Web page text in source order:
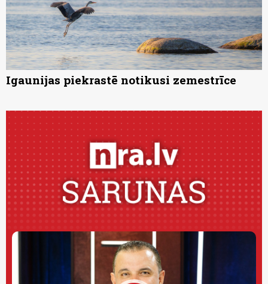
Igaunijas piekrastē notikusi zemestrīce